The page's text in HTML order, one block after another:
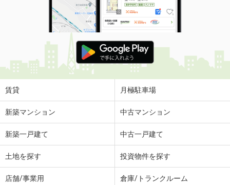
賃貸 月極駐車場
新築マンション 中古マンション
新築一戸建て 中古一戸建て
土地を探す 投資物件を探す
店舗/事業用 倉庫/トランクルーム